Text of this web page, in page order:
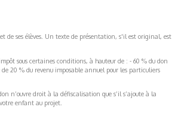
de ses élèves. Un texte de présentation, s'il est original, est
sous certaines conditions, à hauteur de : - 60 % du don
20 % du revenu imposable annuel pour les particuliers
n’ouvre droit à la défiscalisation que s’il s’ajoute à la
enfant au projet.